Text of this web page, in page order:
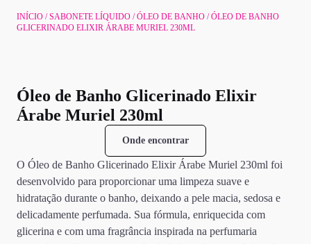
INÍCIO /SABONETE LÍQUIDO /ÓLEO DE BANHO / ÓLEO DE BANHO
GLICERINADO ELIXIR ÁRABE MURIEL 230ML
Óleo de Banho Glicerinado Elixir
Árabe Muriel 230ml
Onde encontrar
O Óleo de Banho Glicerinado Elixir Árabe Muriel 230ml foi
desenvolvido para proporcionar uma limpeza suave e
hidratação durante o banho, deixando a pele macia, sedosa e
delicadamente perfumada. Sua fórmula, enriquecida com
glicerina e com uma fragrância inspirada na perfumaria